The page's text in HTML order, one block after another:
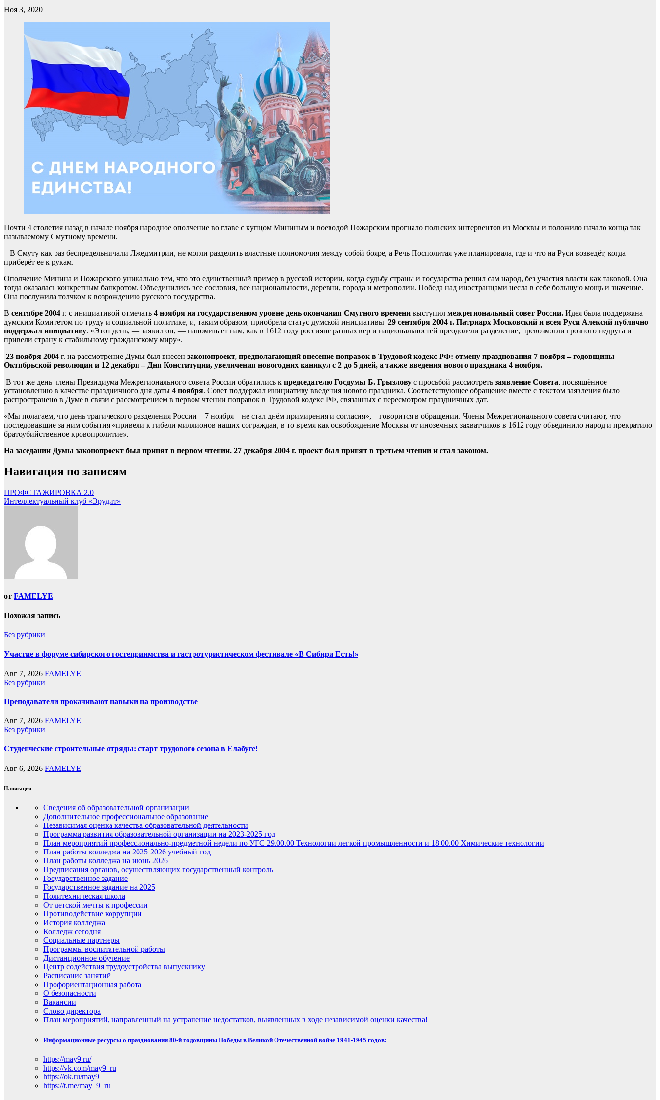
Ноя 3, 2020
Почти 4 столетия назад в начале ноября народное ополчение во главе с купцом Мининым и воеводой Пожарским прогнало польских интервентов из Москвы и положило начало конца так
называемому Смутному времени.
В Смуту как раз беспредельничали Лжедмитрии, не могли разделить властные полномочия между собой бояре, а Речь Посполитая уже планировала, где и что на Руси возведёт, когда
приберёт ее к рукам.
Ополчение Минина и Пожарского уникально тем, что это единственный пример в русской истории, когда судьбу страны и государства решил сам народ, без участия власти как таковой. Она
тогда оказалась конкретным банкротом. Объединились все сословия, все национальности, деревни, города и метрополии. Победа над иностранцами несла в себе большую мощь и значение.
Она послужила толчком к возрождению русского государства.
В сентябре 2004 г. с инициативой отмечать 4 ноября на государственном уровне день окончания Смутного времени выступил межрегиональный совет России. Идея была поддержана
думским Комитетом по труду и социальной политике, и, таким образом, приобрела статус думской инициативы. 29 сентября 2004 г. Патриарх Московский и всея Руси Алексий публично
поддержал инициативу. «Этот день, — заявил он, — напоминает нам, как в 1612 году россияне разных вер и национальностей преодолели разделение, превозмогли грозного недруга и
привели страну к стабильному гражданскому миру».
23 ноября 2004 г. на рассмотрение Думы был внесен законопроект, предполагающий внесение поправок в Трудовой кодекс РФ: отмену празднования 7 ноября – годовщины
Октябрьской революции и 12 декабря – Дня Конституции, увеличения новогодних каникул с 2 до 5 дней, а также введения нового праздника 4 ноября.
В тот же день члены Президиума Межрегионального совета России обратились к председателю Госдумы Б. Грызлову с просьбой рассмотреть заявление Совета, посвящённое
установлению в качестве праздничного дня даты 4 ноября. Совет поддержал инициативу введения нового праздника. Соответствующее обращение вместе с текстом заявления было
распространено в Думе в связи с рассмотрением в первом чтении поправок в Трудовой кодекс РФ, связанных с пересмотром праздничных дат.
«Мы полагаем, что день трагического разделения России – 7 ноября – не стал днём примирения и согласия», – говорится в обращении. Члены Межрегионального совета считают, что
последовавшие за ним события «привели к гибели миллионов наших сограждан, в то время как освобождение Москвы от иноземных захватчиков в 1612 году объединило народ и прекратило
братоубийственное кровопролитие».
На заседании Думы законопроект был принят в первом чтении. 27 декабря 2004 г. проект был принят в третьем чтении и стал законом.
Навигация по записям
ПРОФСТАЖИРОВКА 2.0
Интеллектуальный клуб «Эрудит»
от FAMELYE
Похожая запись
Без рубрики
Участие в форуме сибирского гостеприимства и гастротуристическом фестивале «В Сибири Есть!»
Авг 7, 2026 FAMELYE
Без рубрики
Преподаватели прокачивают навыки на производстве
Авг 7, 2026 FAMELYE
Без рубрики
Студенческие строительные отряды: старт трудового сезона в Елабуге!
Авг 6, 2026 FAMELYE
Навигация
Сведения об образовательной организации
Дополнительное профессиональное образование
Независимая оценка качества образовательной деятельности
Программа развития образовательной организации на 2023-2025 год
План мероприятий профессионально-предметной недели по УГС 29.00.00 Технологии легкой промышленности и 18.00.00 Химические технологии
План работы колледжа на 2025-2026 учебный год
План работы колледжа на июнь 2026
Предписания органов, осуществляющих государственный контроль
Государственное задание
Государственное задание на 2025
Политехническая школа
От детской мечты к профессии
Противодействие коррупции
История колледжа
Колледж сегодня
Социальные партнеры
Программы воспитательной работы
Дистанционное обучение
Центр содействия трудоустройства выпускнику
Расписание занятий
Профориентационная работа
О безопасности
Вакансии
Слово директора
План мероприятий, направленный на устранение недостатков, выявленных в ходе независимой оценки качества!
Информационные ресурсы о праздновании 80-й годовщины Победы в Великой Отечественной войне 1941-1945 годов:
https://may9.ru/
https://vk.com/may9_ru
https://ok.ru/may9
https://t.me/may_9_ru